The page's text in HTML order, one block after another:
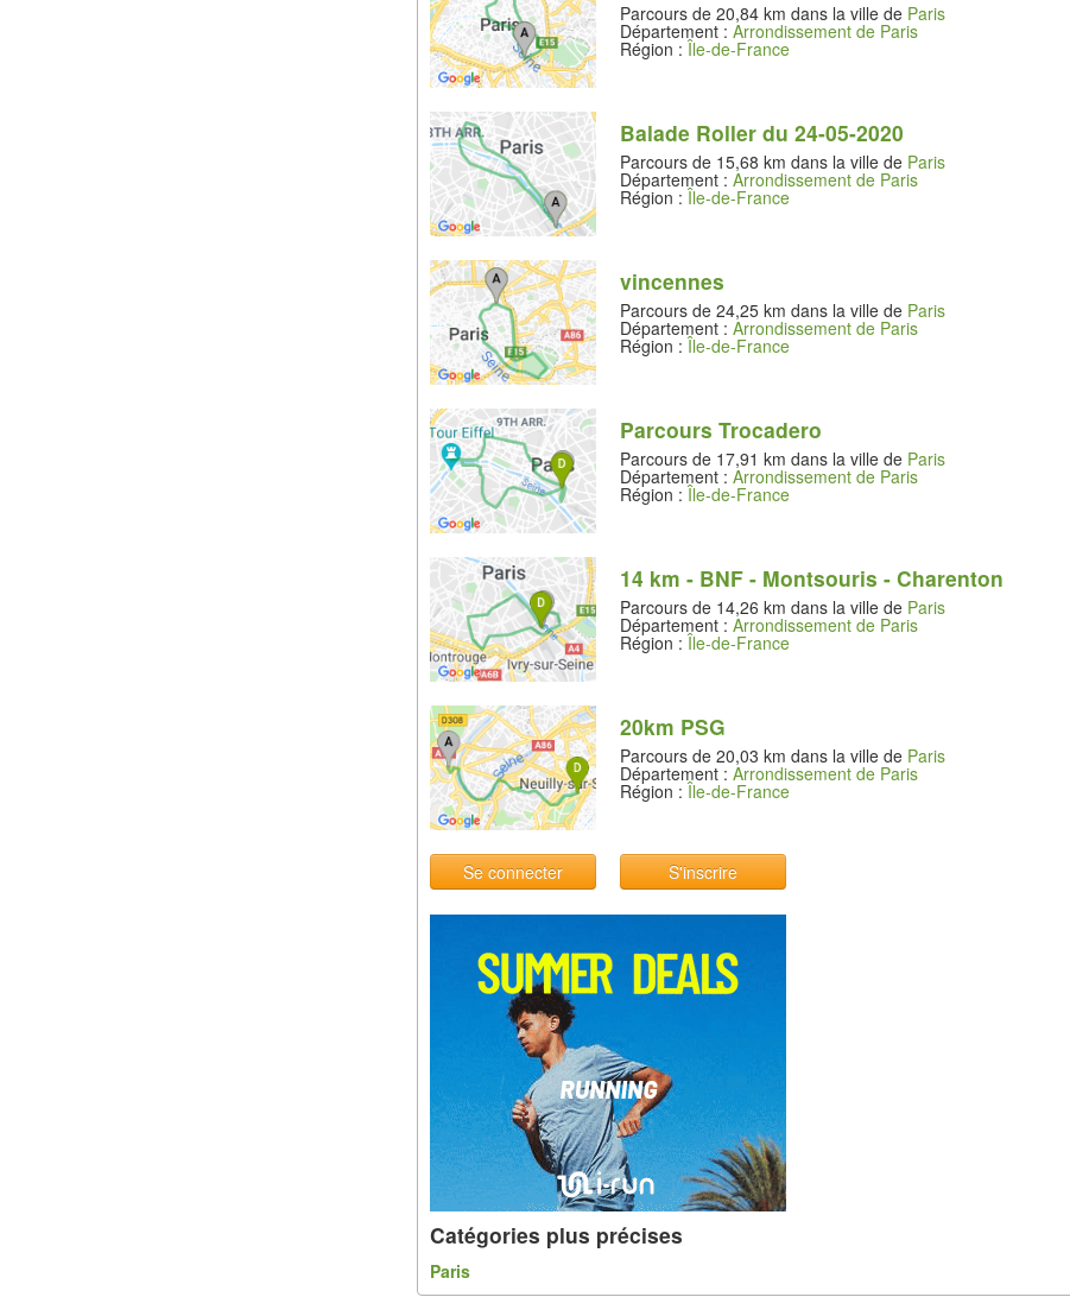
Parcours de 20,84 km dans la ville de Paris
Département : Arrondissement de Paris
Région : Île-de-France
Balade Roller du 24-05-2020
Parcours de 15,68 km dans la ville de Paris
Département : Arrondissement de Paris
Région : Île-de-France
vincennes
Parcours de 24,25 km dans la ville de Paris
Département : Arrondissement de Paris
Région : Île-de-France
Parcours Trocadero
Parcours de 17,91 km dans la ville de Paris
Département : Arrondissement de Paris
Région : Île-de-France
14 km - BNF - Montsouris - Charenton
Parcours de 14,26 km dans la ville de Paris
Département : Arrondissement de Paris
Région : Île-de-France
20km PSG
Parcours de 20,03 km dans la ville de Paris
Département : Arrondissement de Paris
Région : Île-de-France
Se connecter S'inscrire
Catégories plus précises
Paris